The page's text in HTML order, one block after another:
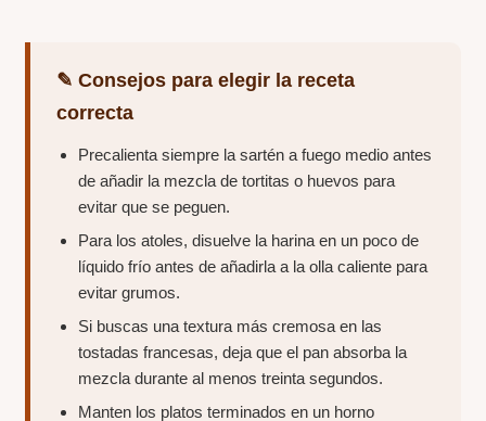
✎ Consejos para elegir la receta
correcta
Precalienta siempre la sartén a fuego medio antes
de añadir la mezcla de tortitas o huevos para
evitar que se peguen.
Para los atoles, disuelve la harina en un poco de
líquido frío antes de añadirla a la olla caliente para
evitar grumos.
Si buscas una textura más cremosa en las
tostadas francesas, deja que el pan absorba la
mezcla durante al menos treinta segundos.
Manten los platos terminados en un horno